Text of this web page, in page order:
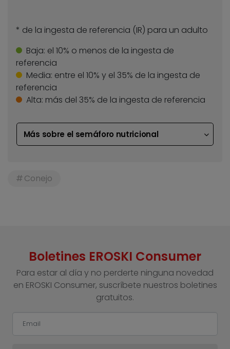
* de la ingesta de referencia (IR) para un adulto
Baja: el 10% o menos de la ingesta de
referencia
Media: entre el 10% y el 35% de la ingesta de
referencia
Alta: más del 35% de la ingesta de referencia
Más sobre el semáforo nutricional
Conejo
Boletines EROSKI Consumer
Para estar al día y no perderte ninguna novedad
en EROSKI Consumer, suscríbete nuestros boletines
gratuitos.